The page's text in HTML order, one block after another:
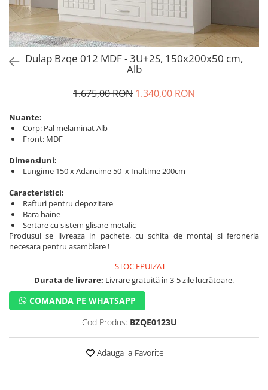
Dulap Bzqe 012 MDF - 3U+2S, 150x200x50 cm,
Alb
1.675,00 RON 1.340,00 RON
Nuante:
Corp: Pal melaminat Alb
Front: MDF
Dimensiuni:
Lungime 150 x Adancime 50 x Inaltime 200cm
Caracteristici:
Rafturi pentru depozitare
Bara haine
Sertare cu sistem glisare metalic
Produsul se livreaza in pachete, cu schita de montaj si feroneria
necesara pentru asamblare !
STOC EPUIZAT
Durata de livrare: Livrare gratuită în 3-5 zile lucrătoare.
COMANDA PE WHATSAPP
Cod Produs: BZQE0123U
Adauga la Favorite